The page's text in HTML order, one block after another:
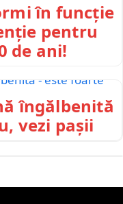
în funcție
pentru
de ani!
îngălbenită
vezi pașii